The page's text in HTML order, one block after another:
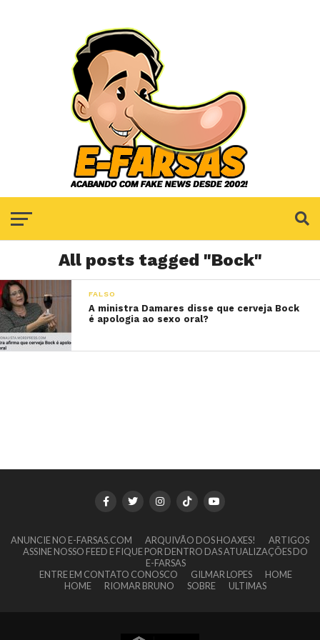
All posts tagged "Bock"
FALSO
A ministra Damares disse que cerveja Bock
é apologia ao sexo oral?
ANUNCIE NO E-FARSAS.COM ARQUIVÃO DOS HOAXES!
ARTIGOS
ASSINE NOSSO FEED E FIQUE POR DENTRO DAS ATUALIZAÇÕES DO
E-FARSAS
ENTRE EM CONTATO CONOSCO
GILMAR LOPES
HOME
HOME
RIOMAR BRUNO SOBRE ULTIMAS